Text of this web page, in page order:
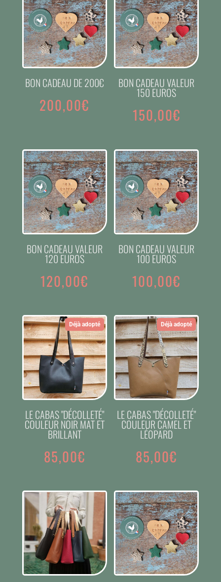
BON CADEAU DE 200€
200,00€
BON CADEAU VALEUR
150 EUROS
150,00€
BON CADEAU VALEUR
120 EUROS
120,00€
BON CADEAU VALEUR
100 EUROS
100,00€
Déjà adopté
LE CABAS "DÉCOLLETÉ"
COULEUR NOIR MAT ET
BRILLANT
85,00€
Déjà adopté
LE CABAS "DÉCOLLETÉ"
COULEUR CAMEL ET
LÉOPARD
85,00€